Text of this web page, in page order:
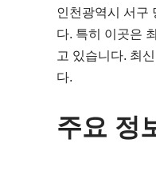
인천광역시 서구
다. 특히 이곳은
고 있습니다. 최
다.
주요 정